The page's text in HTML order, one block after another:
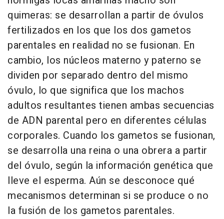
quimeras: se desarrollan a partir de óvulos
fertilizados en los que los dos gametos
parentales en realidad no se fusionan. En
cambio, los núcleos materno y paterno se
dividen por separado dentro del mismo
óvulo, lo que significa que los machos
adultos resultantes tienen ambas secuencias
de ADN parental pero en diferentes células
corporales. Cuando los gametos se fusionan,
se desarrolla una reina o una obrera a partir
del óvulo, según la información genética que
lleve el esperma. Aún se desconoce qué
mecanismos determinan si se produce o no
la fusión de los gametos parentales.